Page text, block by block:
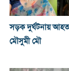
সড়ক দুর্ঘটনায় আহত
মৌসুমী মৌ